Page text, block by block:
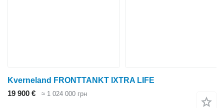
Kverneland FRONTTANKT IXTRA LIFE
19 900 €
≈ 1 024 000 грн